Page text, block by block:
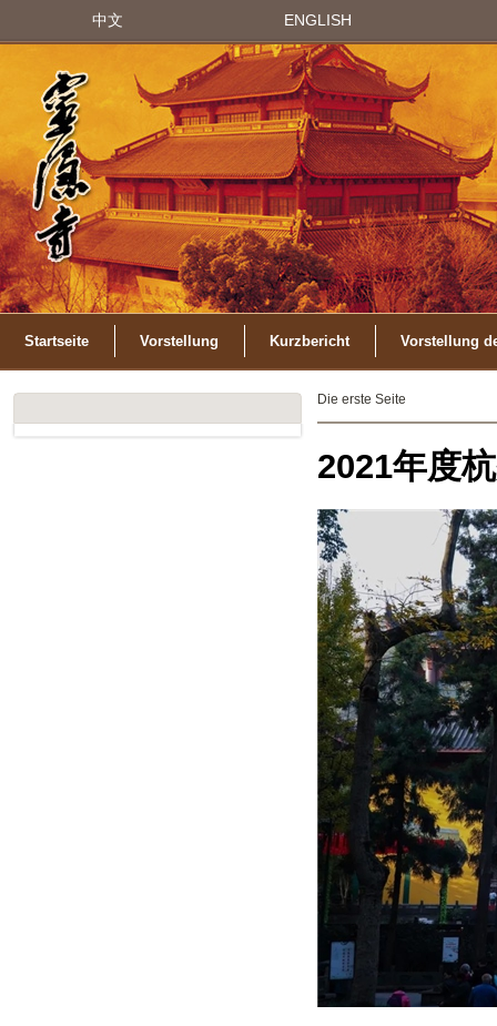
中文 ENGLISH
Startseite Vorstellung Kurzbericht Vorstellung
Die erste Seite
2021年度